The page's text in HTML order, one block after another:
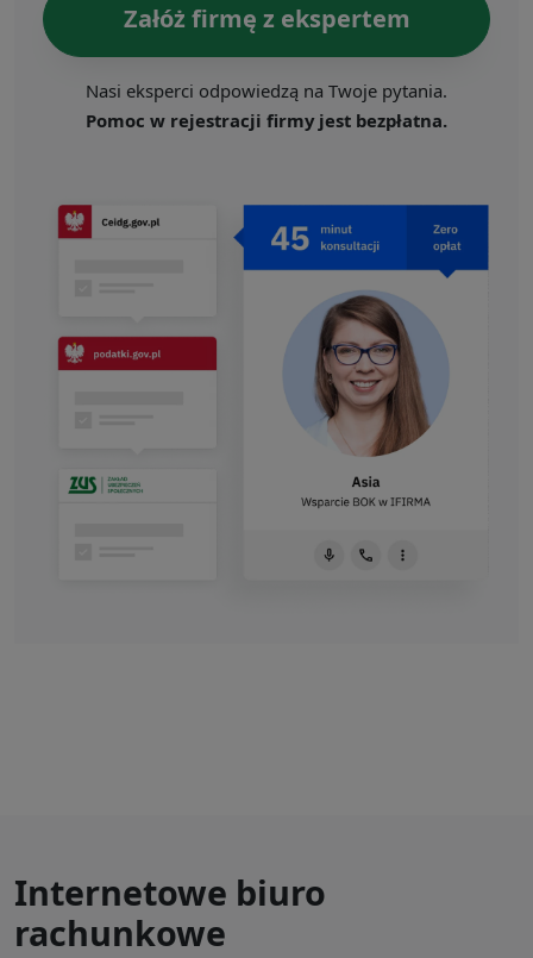
Załóż firmę z ekspertem
Nasi eksperci odpowiedzą na Twoje pytania.
Pomoc w rejestracji firmy jest bezpłatna.
Internetowe biuro
rachunkowe